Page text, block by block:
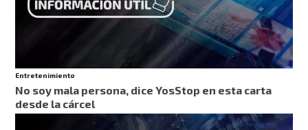
Entretenimiento
No soy mala persona, dice YosStop en esta carta
desde la cárcel